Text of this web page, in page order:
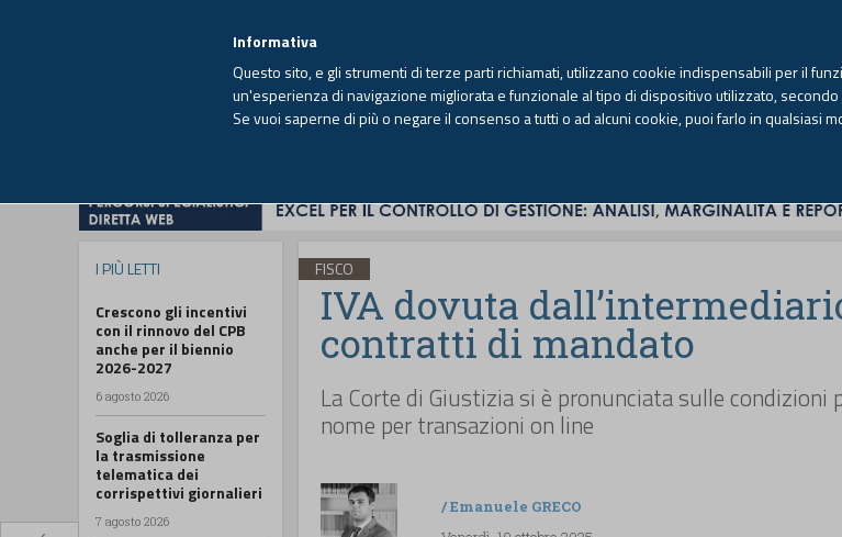
Sabato, 8 agosto 2026 -
I PIÙ LETTI
Crescono gli incentivi
con il rinnovo del CPB
anche per il biennio
2026-2027
6 agosto 2026
Soglia di tolleranza per
la trasmissione
telematica dei
corrispettivi giornalieri
7 agosto 2026
FISCO
IVA dovuta
contratti di mandato
La Corte di Giustizia si è pronunciata sulle condizioni
nome per transazioni on line
/Emanuele GRECO
Informativa
Questo sito, e gli strumenti di terze parti richiamati, utilizzano cookie indispensabili per il
un'esperienza di navigazione migliorata e funzionale al tipo di dispositivo utilizzato,
Se vuoi saperne di più o negare il consenso a tutti o ad alcuni cookie, puoi farlo in qualsiasi